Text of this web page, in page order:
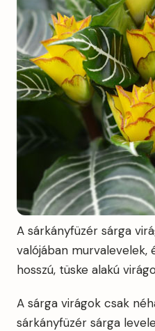
A sárkányfüzér sárga
valójában murvalevelek,
hosszú, tüske alakú
A sárga virágok csak
sárkányfüzér sárga